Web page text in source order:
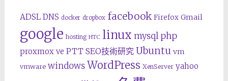
ADSL DNS docker dropbox facebook Firefox Gmail
google hosting HTC linux mysql php
proxmox ve PTT SEO技術研究 Ubuntu vm
vmware windows WordPress XenServer yahoo